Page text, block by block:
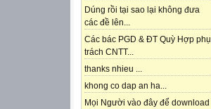
Dúng rồi tại sao lại không đưa
các đề lên...
Các bác PGD & ĐT Quỳ Hợp phụ
trách CNTT...
thanks nhieu ...
khong co dap an ha...
Mọi Người vào đây để download